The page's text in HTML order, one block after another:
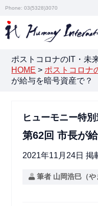
Phone: 03(5328)3070
ポストコロナのIT・未
HOME > ポストコロナ
が給与を暗号資産で？
ヒューモニー特
第62回 市長が
2021年11月24日 掲
筆者 山岡浩巳（